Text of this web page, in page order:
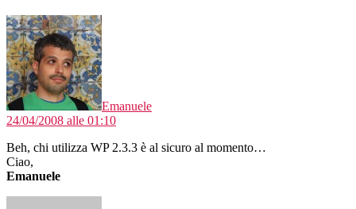
Emanuele
24/04/2008 alle 01:10
Beh, chi utilizza WP 2.3.3 è al sicuro al momento…
Ciao,
Emanuele